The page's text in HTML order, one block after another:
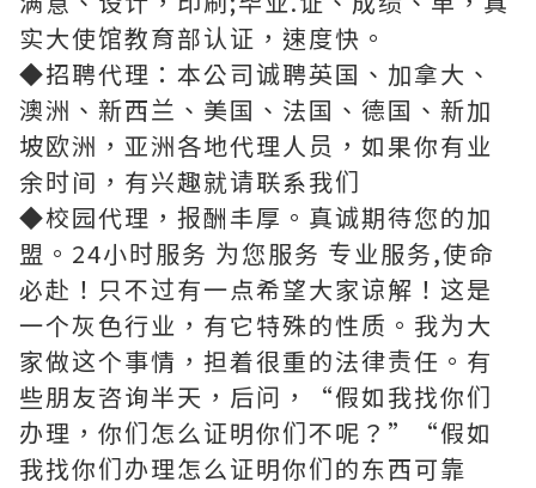
实大使馆教育部认证，速度快。
◆招聘代理：本公司诚聘英国、加拿大、
澳洲、新西兰、美国、法国、德国、新加
坡欧洲，亚洲各地代理人员，如果你有业
余时间，有兴趣就请联系我们
◆校园代理，报酬丰厚。真诚期待您的加
盟。24小时服务 为您服务 专业服务,使命
必赴！只不过有一点希望大家谅解！这是
一个灰色行业，有它特殊的性质。我为大
家做这个事情，担着很重的法律责任。有
些朋友咨询半天，后问，“假如我找你们
办理，你们怎么证明你们不呢？”“假如
我找你们办理怎么证明你们的东西可靠